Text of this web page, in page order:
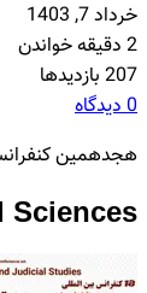
خرداد 7, 1403
2 دقیقه خواندن
207 بازدیدها
0 دیدگاه
هجدهمین
Sciences